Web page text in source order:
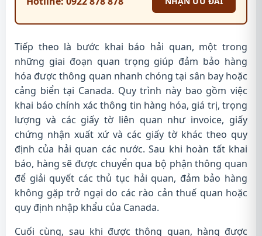
Tiếp theo là bước khai báo hải quan, một trong
những giai đoạn quan trọng giúp đảm bảo hàng
hóa được thông quan nhanh chóng tại sân bay hoặc
cảng biển tại Canada. Quy trình này bao gồm việc
khai báo chính xác thông tin hàng hóa, giá trị, trọng
lượng và các giấy tờ liên quan như invoice, giấy
chứng nhận xuất xứ và các giấy tờ khác theo quy
định của hải quan các nước. Sau khi hoàn tất khai
báo, hàng sẽ được chuyển qua bộ phận thông quan
để giải quyết các thủ tục hải quan, đảm bảo hàng
không gặp trở ngại do các rào cản thuế quan hoặc
quy định nhập khẩu của Canada.
Cuối cùng, sau khi được thông quan, hàng được